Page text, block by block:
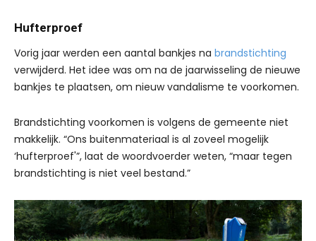
Hufterproef
Vorig jaar werden een aantal bankjes na brandstichting
verwijderd. Het idee was om na de jaarwisseling de nieuwe
bankjes te plaatsen, om nieuw vandalisme te voorkomen.
Brandstichting voorkomen is volgens de gemeente niet
makkelijk. “Ons buitenmateriaal is al zoveel mogelijk
‘hufterproef'”, laat de woordvoerder weten, “maar tegen
brandstichting is niet veel bestand.”